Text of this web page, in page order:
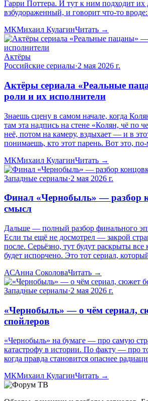
Гарри Поттера. И тут к ним подходит их
взбудораженный, и говорит что-то
МКМихаил КулагинЧитать →
Актёры
Российские сериалы·2 мая 2026 г.
Актёры сериала «Реальные
роли и их исполнители
Знаешь сцену в самом начале, когда
там эта надпись на стене «Колян, чё по
неё, потом на камеру, вздыхает — и в
понимаешь, кто этот парень. Вот это,
МКМихаил КулагинЧитать →
Западные сериалы·2 мая 2026 г.
Финал «Чернобыль» — разбор
смысл
Дальше — полный разбор финального
Если ты ещё не досмотрел — закрой
после. Серьёзно, тут будут раскрыты
будет испорчено. Это тот сериал,
АСАнна СоколоваЧитать →
Западные сериалы·2 мая 2026 г.
«Чернобыль» — о чём сериал,
спойлеров
«Чернобыль» на бумаге — про самую
катастрофу в истории. По факту — про
когда правда становится опаснее
МКМихаил КулагинЧитать →